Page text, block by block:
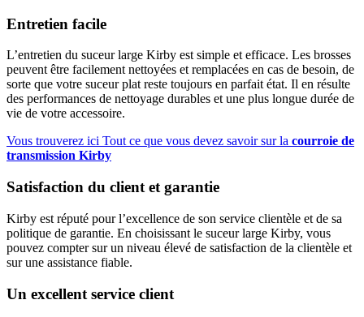
Entretien facile
L’entretien du suceur large Kirby est simple et efficace. Les brosses
peuvent être facilement nettoyées et remplacées en cas de besoin, de
sorte que votre suceur plat reste toujours en parfait état. Il en résulte
des performances de nettoyage durables et une plus longue durée de
vie de votre accessoire.
Vous trouverez ici Tout ce que vous devez savoir sur la courroie de
transmission Kirby
Satisfaction du client et garantie
Kirby est réputé pour l’excellence de son service clientèle et de sa
politique de garantie. En choisissant le suceur large Kirby, vous
pouvez compter sur un niveau élevé de satisfaction de la clientèle et
sur une assistance fiable.
Un excellent service client